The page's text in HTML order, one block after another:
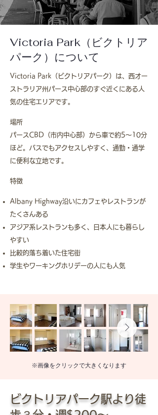
Victoria Park（ビクトリア
パーク）について
Victoria Park（ビクトリアパーク）は、西オー
ストラリア州パース中心部のすぐ近くにある人
気の住宅エリアです。
場所
パースCBD（市内中心部）から車で約5〜10分
ほど。バスでもアクセスしやすく、通勤・通学
に便利な立地です。
特徴
Albany Highway沿いにカフェやレストランが
たくさんある
アジア系レストランも多く、日本人にも暮らし
やすい
比較的落ち着いた住宅街
学生やワーキングホリデーの人にも人気
※画像をクリックで大きくなります
​ビクトリアパーク駅より徒